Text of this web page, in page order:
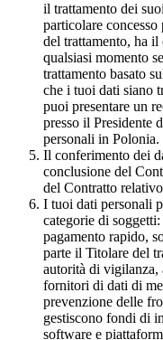
il trattamento dei
particolare
del trattamento, ha
qualsiasi momento
trattamento basato
che i tuoi dati siano
puoi presentare un
presso il Presidente
personali in Polonia.
Il conferimento dei
conclusione del
del Contratto
I tuoi dati personali
categorie di
pagamento rapido,
parte il Titolare del
autorità di
fornitori di dati di
prevenzione delle
gestiscono fondi di
software e